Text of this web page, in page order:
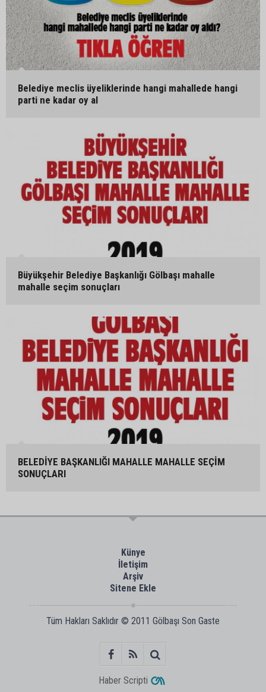
Belediye meclis üyeliklerinde hangi mahallede hangi
parti ne kadar oy al
Büyükşehir Belediye Başkanlığı Gölbaşı mahalle
mahalle seçim sonuçları
BELEDİYE BAŞKANLIĞI MAHALLE MAHALLE SEÇİM
SONUÇLARI
Künye
İletişim
Arşiv
Sitene Ekle
Tüm Hakları Saklıdır © 2011 Gölbaşı Son Gaste
Haber Scripti